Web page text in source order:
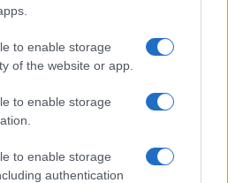
to enable storage
of the website or app.
to enable storage
to enable storage
authentication